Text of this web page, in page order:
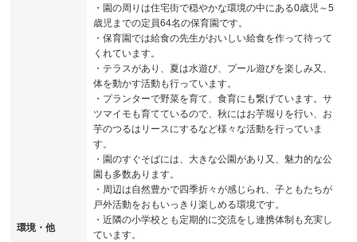
環境・他
・園の周りは住宅街で穏やかな環境の中にある0歳児～5
歳児までの定員64名の保育園です。
・保育園では給食の先生がおいしい給食を作って待って
くれています。
・テラスがあり、夏は水遊び、プール遊びを楽しみ又、
体を動かす活動も行っています。
・プランターで野菜を育て、食育にも繋げています。サ
ツマイモも育てているので、秋にはお芋堀りを行い、お
芋のつるはリースにするなど様々な活動を行っていま
す。
・園のすぐそばには、大きな公園があり又、魅力的な公
園も多数あります。
・周辺は自然豊かで四季折々が感じられ、子ともたちが
戸外活動をおもいっきり楽しめる環境です。
・近隣の小学校とも定期的に交流をし連携体制も充実し
ています。